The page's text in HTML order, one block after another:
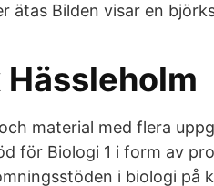
ätas Bilden visar en
Hässleholm
material med flera
för Biologi 1 i form av
i biologi på